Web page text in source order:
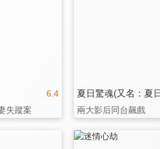
6.4
失蹤案 兩大影后同台飆戲